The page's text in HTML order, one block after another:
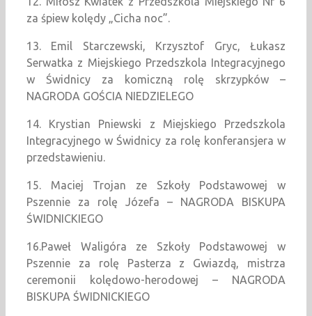
za śpiew kolędy „Cicha noc”.
13. Emil Starczewski, Krzysztof Gryc, Łukasz
Serwatka z Miejskiego Przedszkola Integracyjnego
w Świdnicy za komiczną rolę skrzypków –
NAGRODA GOŚCIA NIEDZIELEGO
14. Krystian Pniewski z Miejskiego Przedszkola
Integracyjnego w Świdnicy za rolę konferansjera w
przedstawieniu.
15. Maciej Trojan ze Szkoły Podstawowej w
Pszennie za rolę Józefa – NAGRODA BISKUPA
ŚWIDNICKIEGO
16.Paweł Waligóra ze Szkoły Podstawowej w
Pszennie za rolę Pasterza z Gwiazdą, mistrza
ceremonii kolędowo-herodowej – NAGRODA
BISKUPA ŚWIDNICKIEGO